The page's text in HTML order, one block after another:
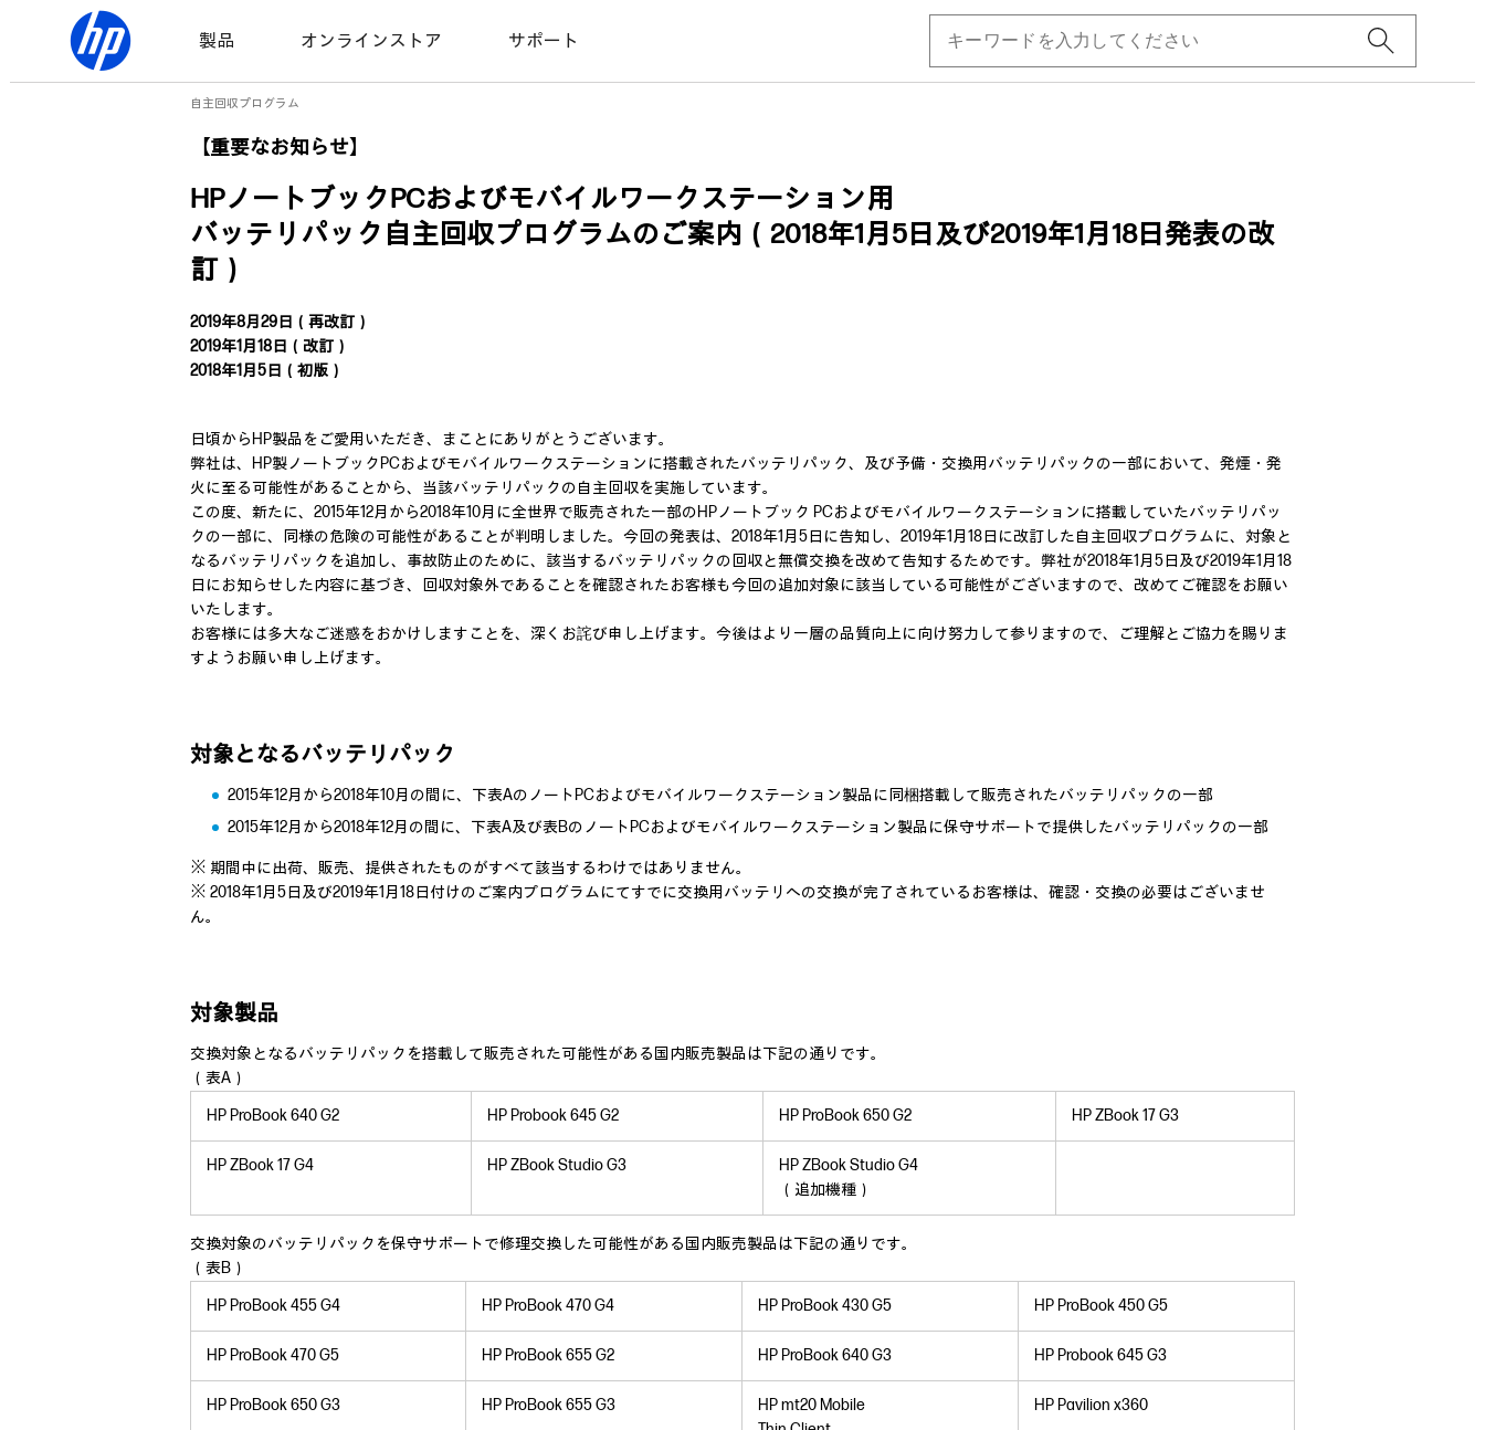
製品 オンラインストア サポート
自主回収プログラム
【重要なお知らせ】
HPノートブックPCおよびモバイルワークステーション用
バッテリパック自主回収プログラムのご案内（2018年1月5日及び2019年1月18日発表の改
訂）
2019年8月29日（再改訂）
2019年1月18日（改訂）
2018年1月5日（初版）
日頃からHP製品をご愛用いただき、まことにありがとうございます。
弊社は、HP製ノートブックPCおよびモバイルワークステーションに搭載されたバッテリパック、及び予備・交換用バッテリパックの一部において、発煙・発
火に至る可能性があることから、当該バッテリパックの自主回収を実施しています。
この度、新たに、2015年12月から2018年10月に全世界で販売された一部のHPノートブック PCおよびモバイルワークステーションに搭載していたバッテリパッ
クの一部に、同様の危険の可能性があることが判明しました。今回の発表は、2018年1月5日に告知し、2019年1月18日に改訂した自主回収プログラムに、対象と
なるバッテリパックを追加し、事故防止のために、該当するバッテリパックの回収と無償交換を改めて告知するためです。弊社が2018年1月5日及び2019年1月18
日にお知らせした内容に基づき、回収対象外であることを確認されたお客様も今回の追加対象に該当している可能性がございますので、改めてご確認をお願い
いたします。
お客様には多大なご迷惑をおかけしますことを、深くお詫び申し上げます。今後はより一層の品質向上に向け努力して参りますので、ご理解とご協力を賜りま
すようお願い申し上げます。
対象となるバッテリパック
2015年12月から2018年10月の間に、下表AのノートPCおよびモバイルワークステーション製品に同梱搭載して販売されたバッテリパックの一部
2015年12月から2018年12月の間に、下表A及び表BのノートPCおよびモバイルワークステーション製品に保守サポートで提供したバッテリパックの一部
※ 期間中に出荷、販売、提供されたものがすべて該当するわけではありません。
※ 2018年1月5日及び2019年1月18日付けのご案内プログラムにてすでに交換用バッテリへの交換が完了されているお客様は、確認・交換の必要はございませ
ん。
対象製品
交換対象となるバッテリパックを搭載して販売された可能性がある国内販売製品は下記の通りです。
（表A）
HP ProBook 640 G2
HP Probook 645 G2 HP ProBook 650 G2 HP ZBook 17 G3
HP ZBook 17 G4 HP ZBook Studio G3
HP ZBook Studio G4
（追加機種）
交換対象のバッテリパックを保守サポートで修理交換した可能性がある国内販売製品は下記の通りです。
（表B）
HP ProBook 455 G4
HP ProBook 470 G4 HP ProBook 430 G5 HP ProBook 450 G5
HP ProBook 470 G5 HP ProBook 655 G2 HP ProBook 640 G3 HP Probook 645 G3
HP ProBook 650 G3 HP ProBook 655 G3
HP mt20 Mobile
HP Pavilion x360